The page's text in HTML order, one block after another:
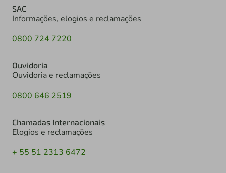
SAC
Informações, elogios e reclamações
0800 724 7220
Ouvidoria
Ouvidoria e reclamações
0800 646 2519
Chamadas Internacionais
Elogios e reclamações
+ 55 51 2313 6472